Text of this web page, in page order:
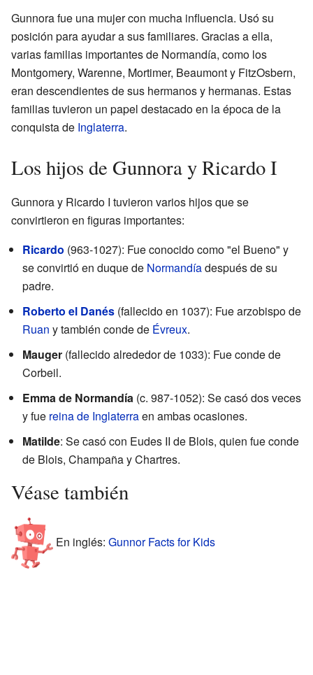
Gunnora fue una mujer con mucha influencia. Usó su
posición para ayudar a sus familiares. Gracias a ella,
varias familias importantes de Normandía, como los
Montgomery, Warenne, Mortimer, Beaumont y FitzOsbern,
eran descendientes de sus hermanos y hermanas. Estas
familias tuvieron un papel destacado en la época de la
conquista de Inglaterra.
Los hijos de Gunnora y Ricardo I
Gunnora y Ricardo I tuvieron varios hijos que se
convirtieron en figuras importantes:
Ricardo (963-1027): Fue conocido como "el Bueno" y
se convirtió en duque de Normandíadespués de su
padre.
Roberto el Danés (fallecido en 1037): Fue arzobispo de
Ruan y también conde de Évreux.
Mauger (fallecido alrededor de 1033): Fue conde de
Corbeil.
Emma de Normandía (c. 987-1052): Se casó dos veces
y fue reina de Inglaterraen ambas ocasiones.
Matilde: Se casó con Eudes II de Blois, quien fue conde
de Blois, Champaña y Chartres.
Véase también
En inglés: Gunnor Facts for Kids